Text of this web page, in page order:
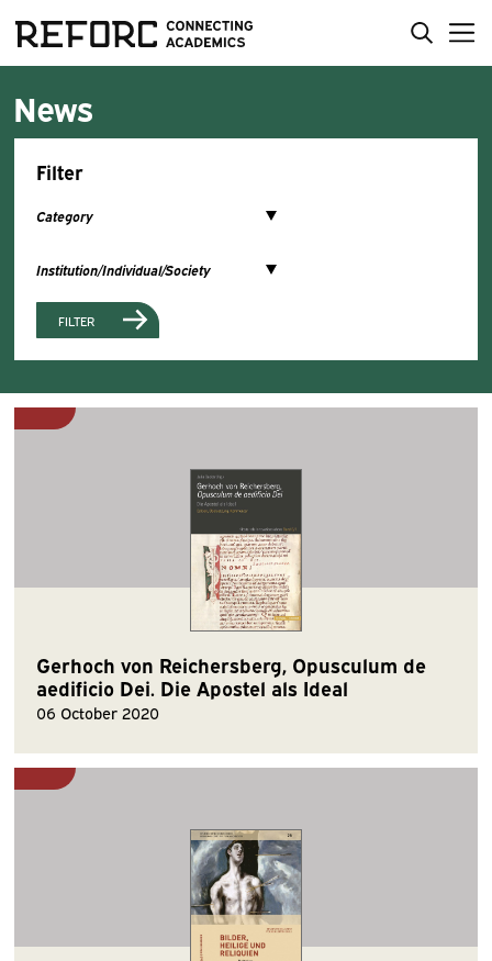
News
Filter
FILTER
Gerhoch von Reichersberg, Opusculum de
aedificio Dei. Die Apostel als Ideal
06 October 2020